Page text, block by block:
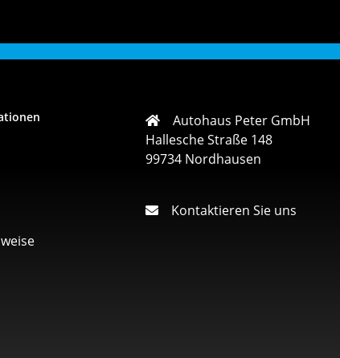
Autohaus Peter GmbH
Hallesche Straße 148
99734 Nordhausen
Kontaktieren Sie uns